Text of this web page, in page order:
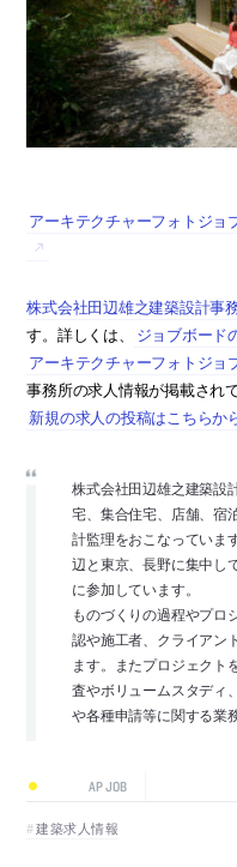
アーキテクチャーフォトジョ
株式会社田辺雄之建築設計事
す。詳しくは、
ジョブボード
アーキテクチャーフォトジョ
事務所の求人情報が掲載され
新規の求人の投稿はこちらか
株式会社田辺雄之建築設
宅、集合住宅、店舗、宿
計監理をおこなっていま
辺と東京、長野に集中し
に参加しています。
ものづくりの過程やプロ
認や施工者、クライアン
ます。またプロジェクト
査やボリュームスタディ
や各種申請等に関する業
AP JOB
建築求人情報